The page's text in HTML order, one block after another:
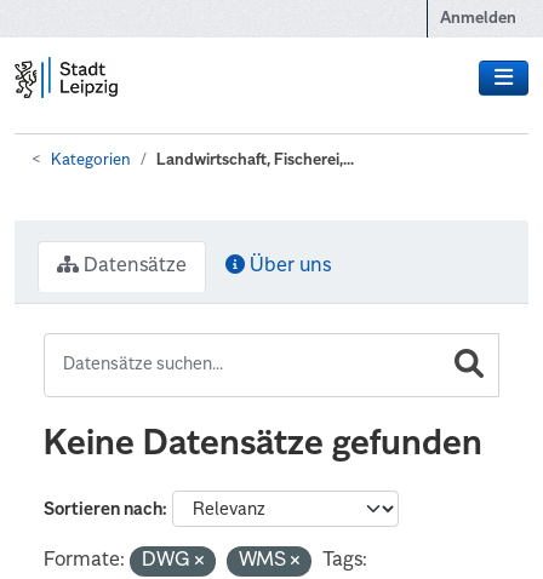
Anmelden
Kategorien Landwirtschaft, Fischerei,...
Datensätze Über uns
Keine Datensätze gefunden
Sortieren nach
Formate: DWG WMS
Tags: